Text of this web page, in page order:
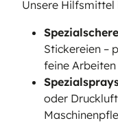
Unsere Hilfsmittel
Stickereien –
feine Arbeiten
oder